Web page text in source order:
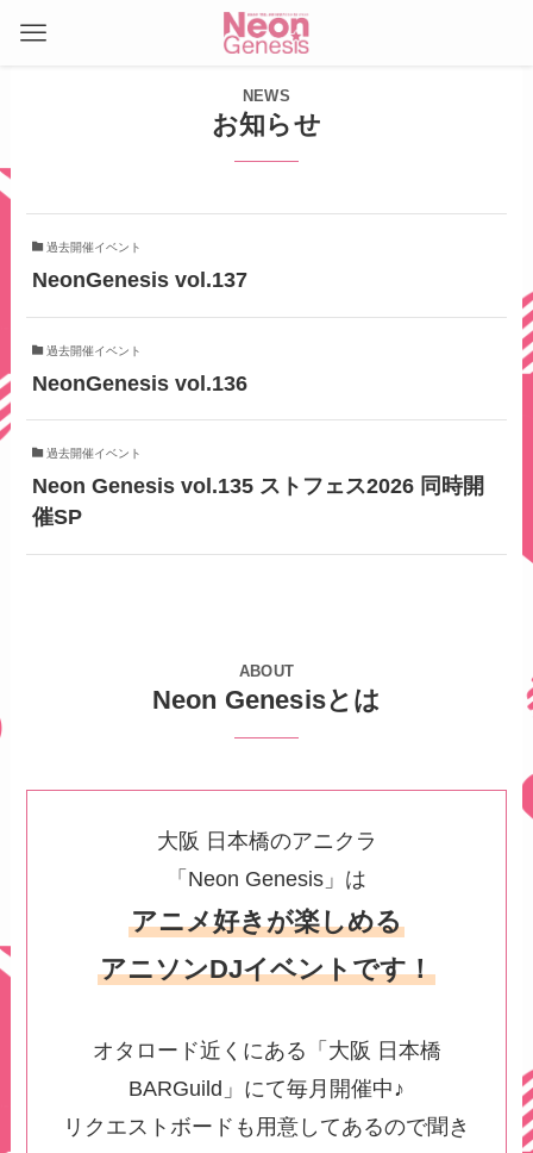
NEWS
お知らせ
過去開催イベント
NeonGenesis vol.137
過去開催イベント
NeonGenesis vol.136
過去開催イベント
Neon Genesis vol.135 ストフェス2026 同時開
催SP
ABOUT
Neon Genesisとは
大阪 日本橋のアニクラ
「Neon Genesis」は
アニメ好きが楽しめる
アニソンDJイベントです！
オタロード近くにある「大阪 日本橋
BARGuild」にて毎月開催中♪
リクエストボードも用意してあるので聞き